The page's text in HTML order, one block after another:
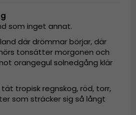
som inget annat.
där drömmar börjar, där
tonsätter morgonen och
orangegul solnedgång klär
tropisk regnskog, röd, torr,
som sträcker sig så långt